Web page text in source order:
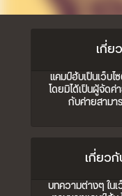
เกี่
แคมป์ฮับเป็นเว็บ
โดยมิได้เป็นผู้จัด
กับค่ายสามา
เกี่ยว
บทความต่างๆ ใน